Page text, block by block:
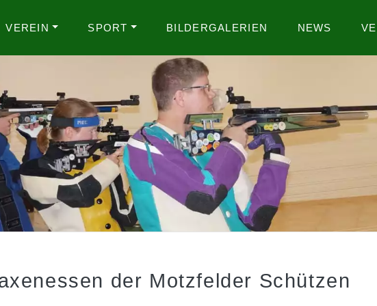
VEREIN SPORT BILDERGALERIEN NEWS
der Motzfelder Schützen